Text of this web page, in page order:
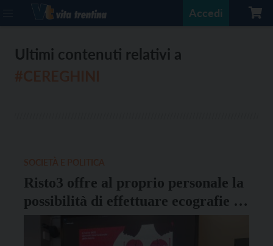
Accedi
Ultimi contenuti relativi a
Risto3 offre al proprio personale la
possibilità di effettuare ecografie al
seno per donne fino ai 49 anni